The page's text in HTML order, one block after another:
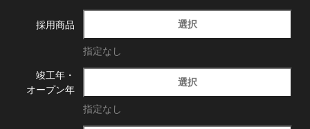
採用商品 選択
指定なし
竣工年・
オープン年
選択
指定なし